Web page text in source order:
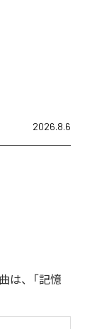
2026.8.6
は、「記憶